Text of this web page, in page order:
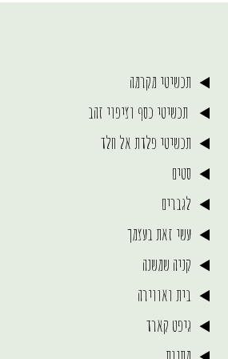
תכשיטי מקרמה
תכשיטי כסף וציפוי זהב
תכשיטי פלדת אל חלד
סטים
לגברים
עשי זאת בעצמך
קניה שמשנה
בית ואווירה
גיפט קארד